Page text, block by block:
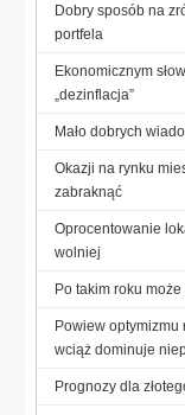
Dobry sposób na
portfela
Ekonomicznym
„dezinflacja”
Mało dobrych
Okazji na rynku
zabraknąć
Oprocentowanie
wolniej
Po takim roku
Powiew optymizmu
wciąż dominuje
Prognozy dla